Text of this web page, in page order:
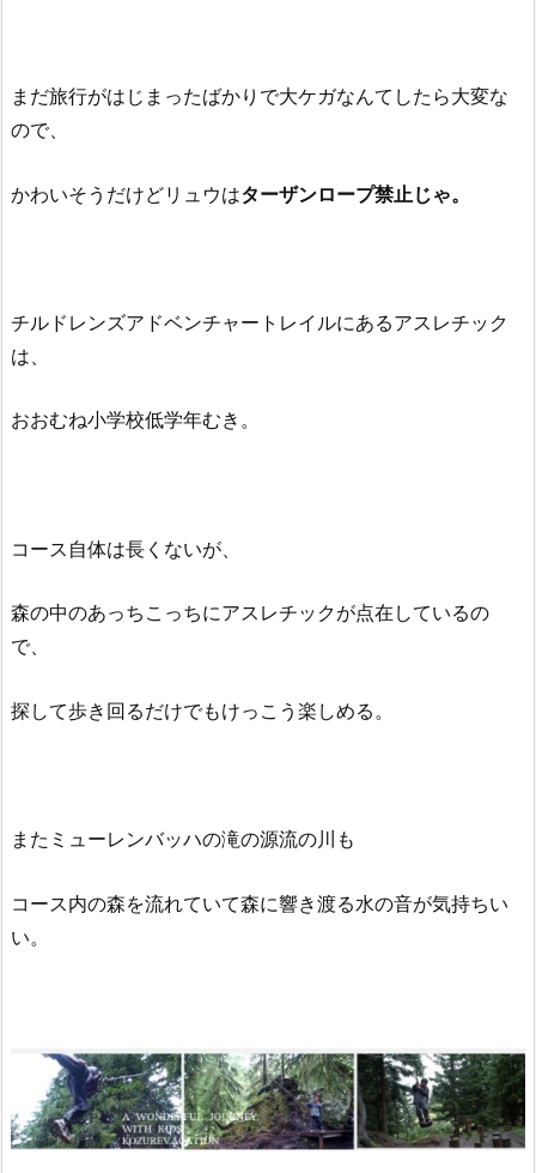
まだ旅行がはじまったばかりで大ケガなんてしたら大変な
ので、
かわいそうだけどリュウはターザンロープ禁止じゃ。
チルドレンズアドベンチャートレイルにあるアスレチック
は、
おおむね小学校低学年むき。
コース自体は長くないが、
森の中のあっちこっちにアスレチックが点在しているの
で、
探して歩き回るだけでもけっこう楽しめる。
またミューレンバッハの滝の源流の川も
コース内の森を流れていて森に響き渡る水の音が気持ちい
い。